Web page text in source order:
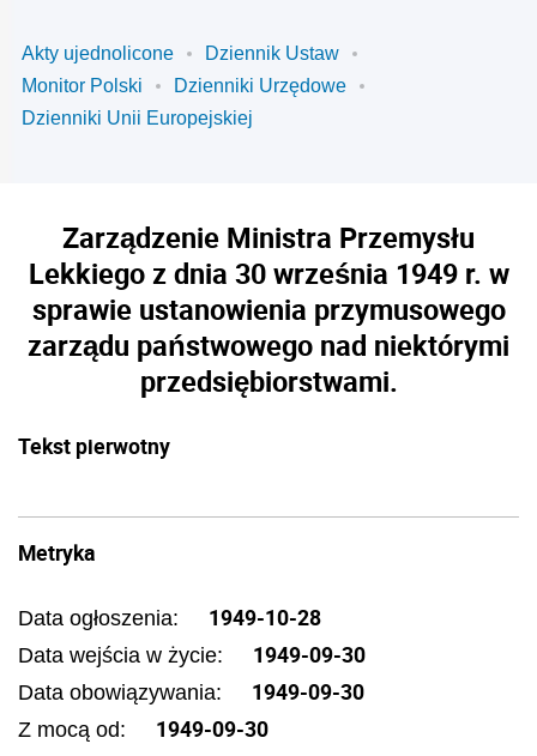
Akty ujednolicone
Dziennik Ustaw
Monitor Polski
Dzienniki Urzędowe
Dzienniki Unii Europejskiej
Zarządzenie Ministra Przemysłu
Lekkiego z dnia 30 września 1949 r. w
sprawie ustanowienia przymusowego
zarządu państwowego nad niektórymi
przedsiębiorstwami.
Tekst pierwotny
Metryka
Data ogłoszenia: 1949-10-28
Data wejścia w życie: 1949-09-30
Data obowiązywania: 1949-09-30
Z mocą od: 1949-09-30